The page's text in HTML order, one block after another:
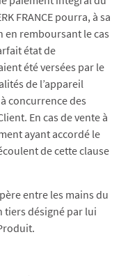
FRANCE pourra, à sa
remboursant le cas
état de
été versées par le
de l’appareil
concurrence des
En cas de vente à
ayant accordé le
de cette clause
entre les mains du
tiers désigné par lui